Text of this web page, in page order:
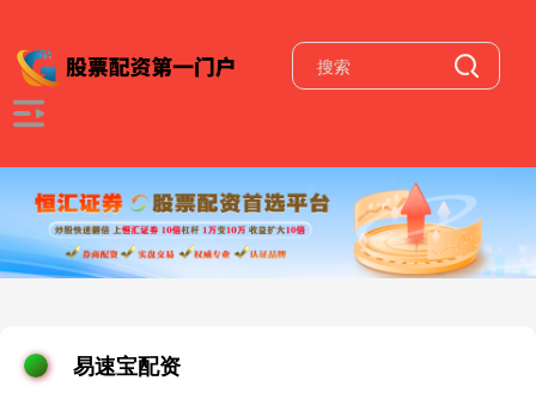
易速宝配资